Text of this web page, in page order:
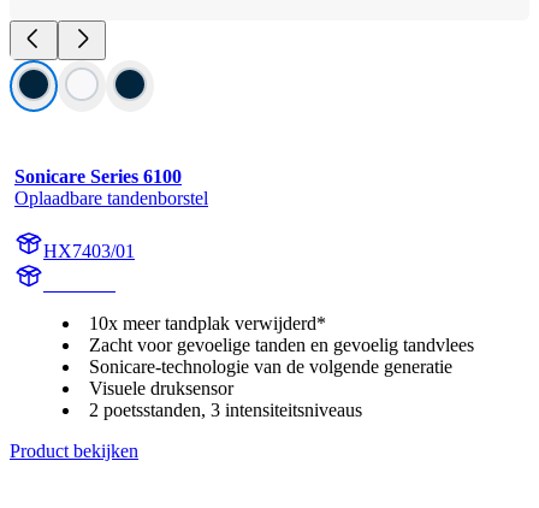
Sonicare Series 6100
Oplaadbare tandenborstel
HX7403/01
10x meer tandplak verwijderd*
Zacht voor gevoelige tanden en gevoelig tandvlees
Sonicare-technologie van de volgende generatie
Visuele druksensor
2 poetsstanden, 3 intensiteitsniveaus
Product bekijken